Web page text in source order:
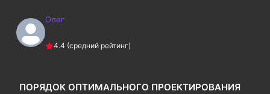
210₽Олег
4.4 (средний рейтинг)
ПОРЯДОК ОПТИМАЛЬНОГО ПРОЕКТИРОВАНИЯ